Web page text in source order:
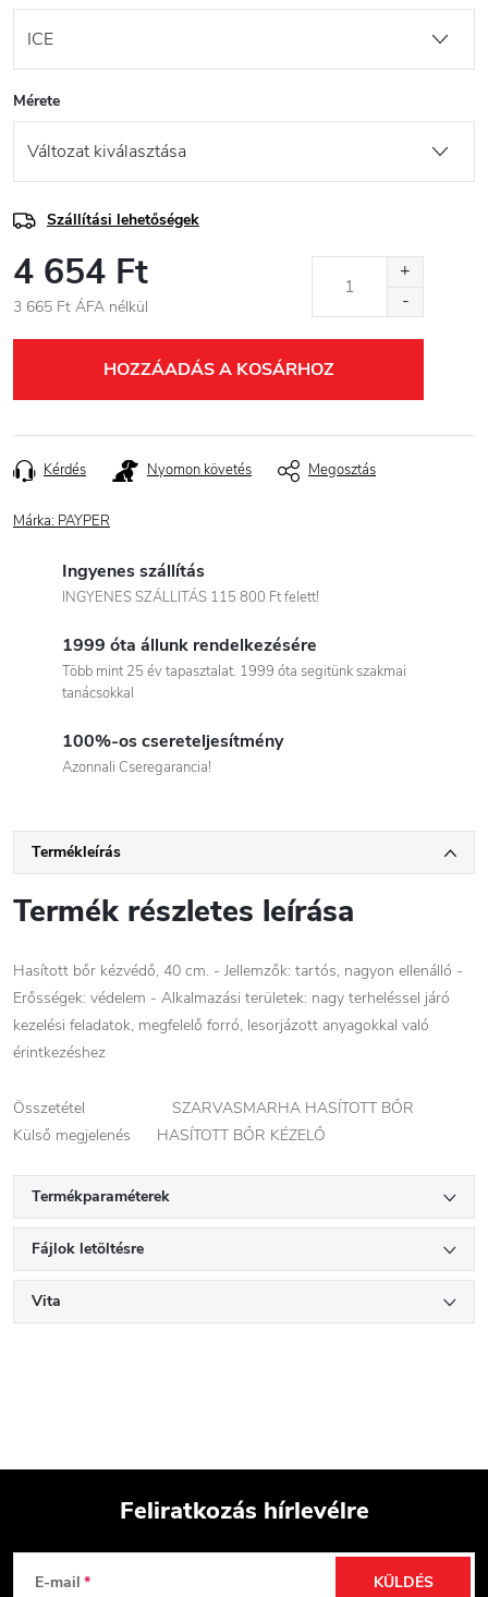
Mérete
Szállítási lehetőségek
4 654 Ft
3 665 Ft ÁFA nélkül
HOZZÁADÁS A KOSÁRHOZ
Kérdés Nyomon követés Megosztás
Márka: PAYPER
Ingyenes szállítás
INGYENES SZÁLLITÁS 115 800 Ft felett!
1999 óta állunk rendelkezésére
Több mint 25 év tapasztalat. 1999 óta segitünk szakmai
tanácsokkal
100%-os csereteljesítmény
Azonnali Cseregarancia!
Termékleírás
Termék részletes leírása
Hasított bőr kézvédő, 40 cm. - Jellemzők: tartós, nagyon ellenálló -
Erősségek: védelem - Alkalmazási területek: nagy terheléssel járó
kezelési feladatok, megfelelő forró, lesorjázott anyagokkal való
érintkezéshez
Összetétel SZARVASMARHA HASÍTOTT BŐR
Külső megjelenés HASÍTOTT BŐR KÉZELŐ
Termékparaméterek
Fájlok letöltésre
Vita
L
Feliratkozás hírlevélre
E-mail KÜLDÉS